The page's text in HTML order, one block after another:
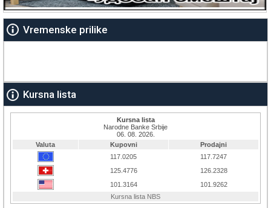
Vremenske prilike
Kursna lista